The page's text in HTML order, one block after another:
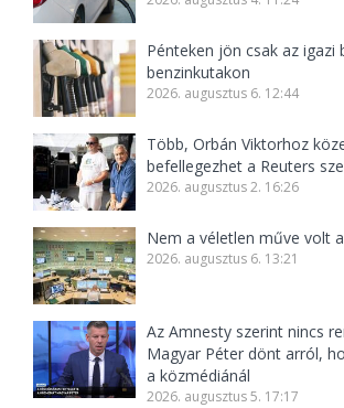
Pénteken jön csak az igazi
benzinkutakon
2026. augusztus 6. 12:44
Több, Orbán Viktorhoz
befellegezhet a Reuters
2026. augusztus 2. 16:26
Nem a véletlen műve volt
2026. augusztus 6. 13:21
Az Amnesty szerint nincs
Magyar Péter dönt arról,
a közmédiánál
2026. augusztus 5. 17:17